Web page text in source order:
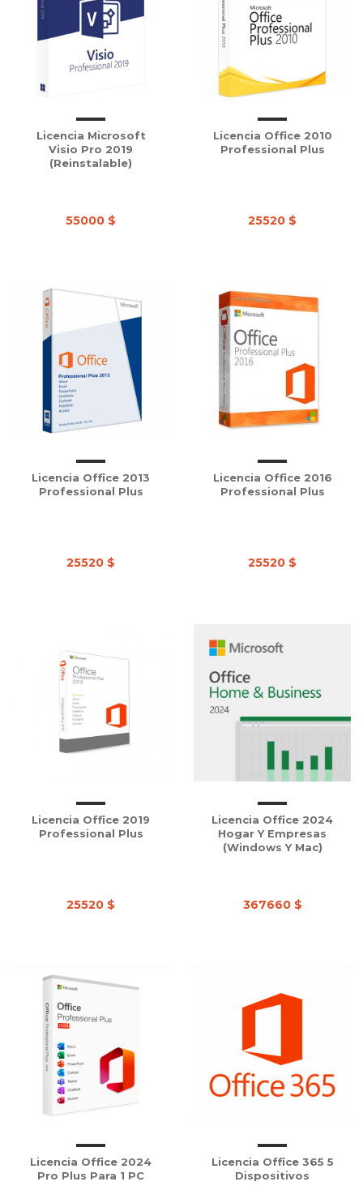
Licencia Microsoft
Visio Pro 2019
(Reinstalable)
55000 $
Licencia Office 2010
Professional Plus
25520 $
Licencia Office 2013
Professional Plus
25520 $
Licencia Office 2016
Professional Plus
25520 $
Licencia Office 2019
Professional Plus
25520 $
Licencia Office 2024
Hogar Y Empresas
(Windows Y Mac)
367660 $
Licencia Office 2024
Pro Plus Para 1 PC
Licencia Office 365 5
Dispositivos